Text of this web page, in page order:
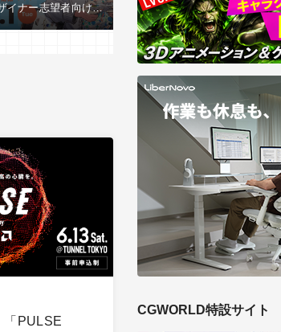
イナー志望者向け
究所の制作基盤
「PULSE
CGWORLD特設サイト